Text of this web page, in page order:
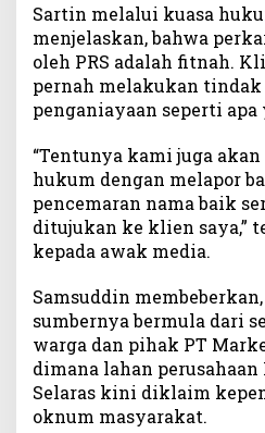
o
S
e
l
a
s
A
k
a
a
p
o
r
B
Sartin melalui kuasa
menjelaskan, bahwa
oleh PRS adalah fitnah.
pernah melakukan tindak
penganiayaan seperti
“Tentunya kami juga
hukum dengan melapor
pencemaran nama baik
ditujukan ke klien saya,”
kepada awak media.
Samsuddin
sumbernya bermula dari
warga dan pihak PT
dimana lahan
Selaras kini diklaim
oknum masyarakat.